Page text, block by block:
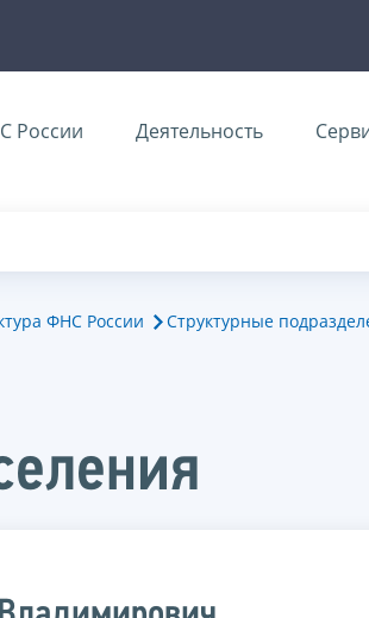
России Деятельность
ФНС России
Структурные